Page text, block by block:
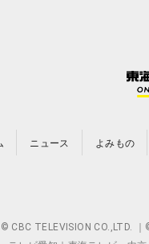
ニュース よみもの
TELEVISION CO.,LTD.